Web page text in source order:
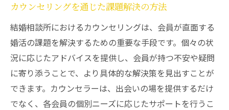
カウンセリングを通じた課題解決の方法
結婚相談所におけるカウンセリングは、会員が直面する
婚活の課題を解決するための重要な手段です。個々の状
況に応じたアドバイスを提供し、会員が持つ不安や疑問
に寄り添うことで、より具体的な解決策を見出すことが
できます。カウンセラーは、出会いの場を提供するだけ
でなく、各会員の個別ニーズに応じたサポートを行うこ